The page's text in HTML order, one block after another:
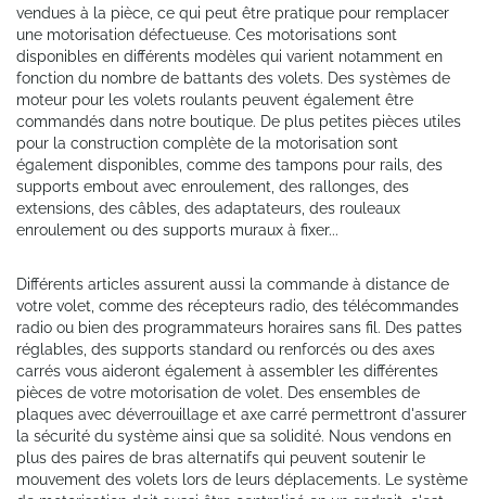
vendues à la pièce, ce qui peut être pratique pour remplacer
une motorisation défectueuse. Ces motorisations sont
disponibles en différents modèles qui varient notamment en
fonction du nombre de battants des volets. Des systèmes de
moteur pour les volets roulants peuvent également être
commandés dans notre boutique. De plus petites pièces utiles
pour la construction complète de la motorisation sont
également disponibles, comme des tampons pour rails, des
supports embout avec enroulement, des rallonges, des
extensions, des câbles, des adaptateurs, des rouleaux
enroulement ou des supports muraux à fixer...
Différents articles assurent aussi la commande à distance de
votre volet, comme des récepteurs radio, des télécommandes
radio ou bien des programmateurs horaires sans fil. Des pattes
réglables, des supports standard ou renforcés ou des axes
carrés vous aideront également à assembler les différentes
pièces de votre motorisation de volet. Des ensembles de
plaques avec déverrouillage et axe carré permettront d'assurer
la sécurité du système ainsi que sa solidité. Nous vendons en
plus des paires de bras alternatifs qui peuvent soutenir le
mouvement des volets lors de leurs déplacements. Le système